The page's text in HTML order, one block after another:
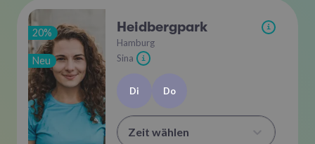
20%
Neu
Heidbergpark i
Hamburg
Sina
i
Di Do
Zeit wählen